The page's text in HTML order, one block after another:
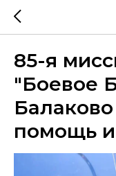
85-я
"Боевое
помощь и